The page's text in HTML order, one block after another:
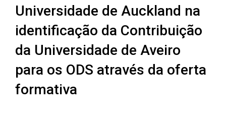
Universidade de Auckland na
identificação da Contribuição
da Universidade de Aveiro
para os ODS através da oferta
formativa